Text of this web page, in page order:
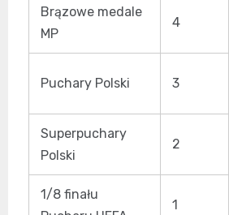
Brązowe medale
MP
4
Puchary Polski 3
Superpuchary
Polski
2
1/8 finału
1